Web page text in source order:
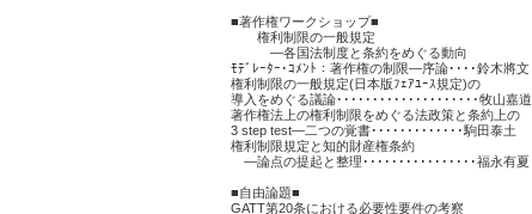
■著作権ワークショップ■
権利制限の一般規定
―各国法制度と条約をめぐる動向
ﾓﾃﾞﾚｰﾀｰ･ｺﾒﾝﾄ：著作権の制限―序論････鈴木將文
権利制限の一般規定(日本版ﾌｪｱﾕｰｽ規定)の
導入をめぐる議論････････････････････牧山嘉道
著作権法上の権利制限をめぐる法政策と条約上の
3 step test―二つの覚書･････････････駒田泰土
権利制限規定と知的財産権条約
―論点の提起と整理････････････････福永有夏
■自由論題■
GATT第20条における必要性要件の考察